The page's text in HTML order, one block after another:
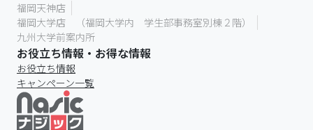
福岡天神店
福岡大学店 （福岡大学内 学生部事務室別棟２階）
九州大学前案内所
お役立ち情報・お得な情報
お役立ち情報
キャンペーン一覧